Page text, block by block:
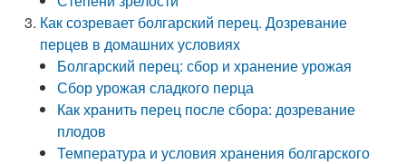
Как созревает болгарский перец. Дозревание
перцев в домашних условиях
Болгарский перец: сбор и хранение урожая
Сбор урожая сладкого перца
Как хранить перец после сбора: дозревание
плодов
Температура и условия хранения болгарского